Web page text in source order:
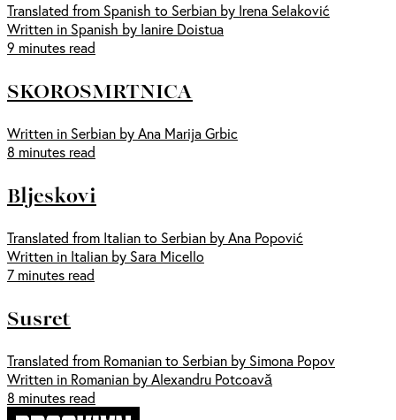
Translated from Spanish to Serbian by Irena Selaković
Written in Spanish by Ianire Doistua
9 minutes read
SKOROSMRTNICA
Written in Serbian by Ana Marija Grbic
8 minutes read
Bljeskovi
Translated from Italian to Serbian by Ana Popović
Written in Italian by Sara Micello
7 minutes read
Susret
Translated from Romanian to Serbian by Simona Popov
Written in Romanian by Alexandru Potcoavă
8 minutes read